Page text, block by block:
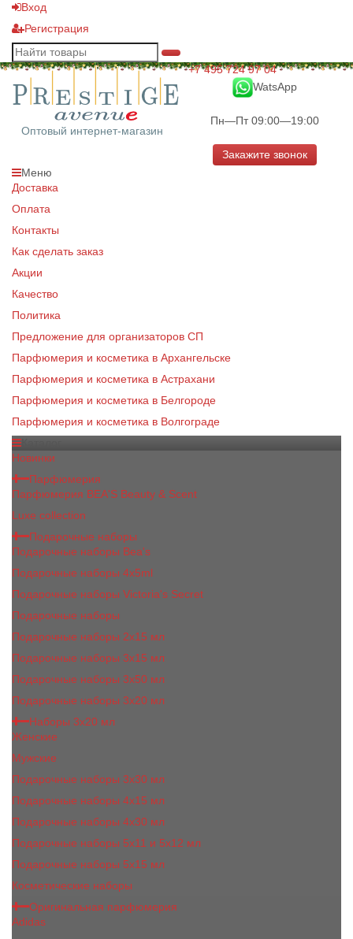
Вход
Регистрация
Оптовый интернет-магазин
+7 495 724 97 04
WatsApp
Пн—Пт 09:00—19:00
Закажите звонок
Меню
Доставка
Оплата
Контакты
Как сделать заказ
Акции
Качество
Политика
Предложение для организаторов СП
Парфюмерия и косметика в Архангельске
Парфюмерия и косметика в Астрахани
Парфюмерия и косметика в Белгороде
Парфюмерия и косметика в Волгограде
Новинки
Парфюмерия
Парфюмерия BEA'S Beauty & Scent
Luxe collection
Подарочные наборы
Подарочные наборы Bea's
Подарочные наборы 4х5ml
Подарочные наборы Victoria's Secret
Подарочные наборы
Подарочные наборы 2x15 мл
Подарочные наборы 3х15 мл
Подарочные наборы 3x50 мл
Подарочные наборы 3x20 мл
Наборы 3х20 мл
Женские
Мужские
Подарочные наборы 3х30 мл
Подарочные наборы 4x15 мл
Подарочные наборы 4x30 мл
Подарочные наборы 5x11 и 5х12 мл
Подарочные наборы 5x15 мл
Косметические наборы
Оригинальная парфюмерия
Adidas